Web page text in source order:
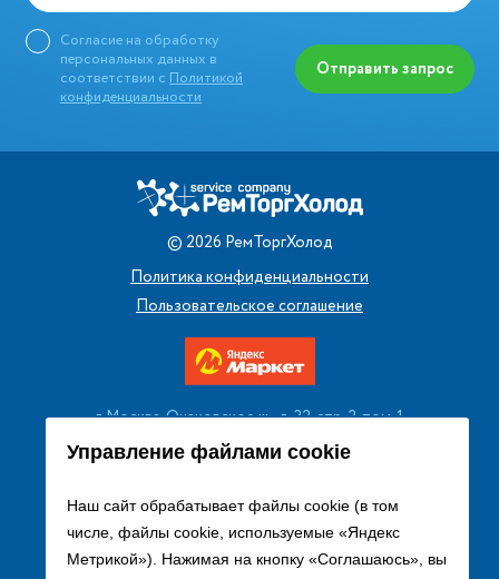
Управление файлами cookie
Наш сайт обрабатывает файлы cookie (в том
числе, файлы cookie, используемые «Яндекс
Метрикой»). Нажимая на кнопку «Соглашаюсь», вы
Согласие на обработку
персональных данных в
соответствии с Политикой
конфиденциальности
Отправить запрос
© 2026 РемТоргХолод
Политика конфиденциальности
Пользовательское соглашение
г. Москва, Очаковское ш., д. 32, стр. 2, пом. 1
+7 (495) 256 08 13
Заказать звонок
sales@remtorgholod.ru